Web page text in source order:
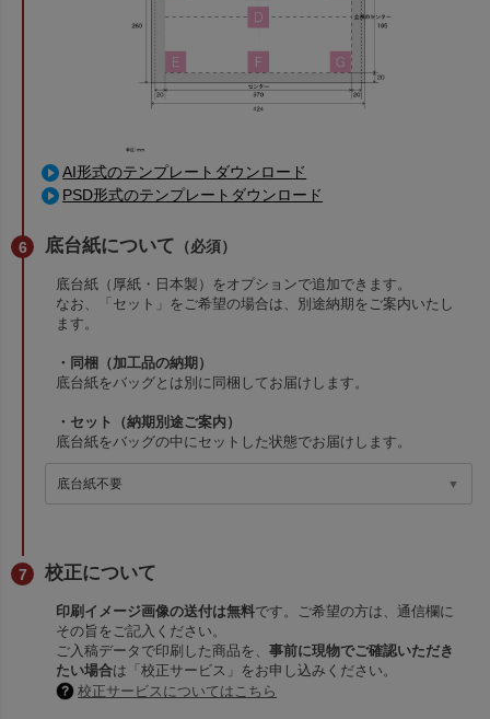
AI形式のテンプレートダウンロード
PSD形式のテンプレートダウンロード
底台紙について （必須）
底台紙（厚紙・日本製）をオプションで追加できます。
なお、「セット」をご希望の場合は、別途納期をご案内いたし
ます。
・同梱（加工品の納期）
底台紙をバッグとは別に同梱してお届けします。
・セット（納期別途ご案内）
底台紙をバッグの中にセットした状態でお届けします。
校正について
印刷イメージ画像の送付は無料です。ご希望の方は、通信欄に
その旨をご記入ください。
ご入稿データで印刷した商品を、事前に現物でご確認いただき
たい場合は「校正サービス」をお申し込みください。
校正サービスについてはこちら